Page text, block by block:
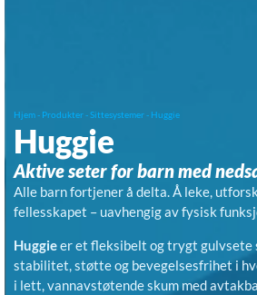
Hjem- Produkter-Sittesystemer- Huggie
Huggie
Aktive seter for barn med
Alle barn fortjener å delta. Å leke,
fellesskapet – uavhengig av fysisk
Huggieer et fleksibelt og trygt gulvsete
stabilitet, støtte og bevegelsesfrihet i
i lett, vannavstøtende skum med